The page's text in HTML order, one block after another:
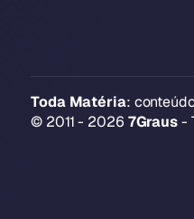
Toda Matéria:
© 2011 - 2026 7Graus-